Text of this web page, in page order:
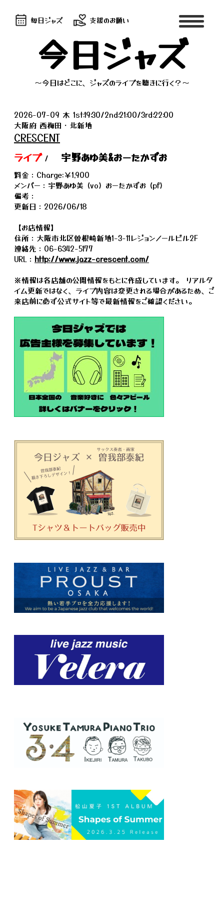
毎日ジャズ 支援のお願い
今日ジャズ
～今日はどこに、ジャズのライブを聴きに行く？～
2026-07-09 木 1st:19:30/2nd:21:00/3rd:22:00
大阪府 西梅田・北新地
CRESCENT
ライブ/ 宇野あゆ美&おーたかずお
料金：Charge:￥1,900
メンバー：宇野あゆ美 (vo) おーたかずお (pf)
備考：
更新日：2026/06/18
【お店情報】
住所：大阪市北区曽根崎新地1-3-11レジョンノールビル2F
連絡先：06-6342-5177
URL： http://www.jazz-crescent.com/
※情報は各店舗の公開情報をもとに作成しています。 リアルタ
イム更新ではなく、ライブ内容は変更される場合があるため、ご
来店前に必ず公式サイト等で最新情報をご確認ください。